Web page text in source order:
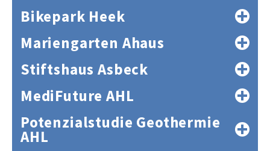
Bikepark Heek
Mariengarten Ahaus
Stiftshaus Asbeck
MediFuture AHL
Potenzialstudie Geothermie
AHL